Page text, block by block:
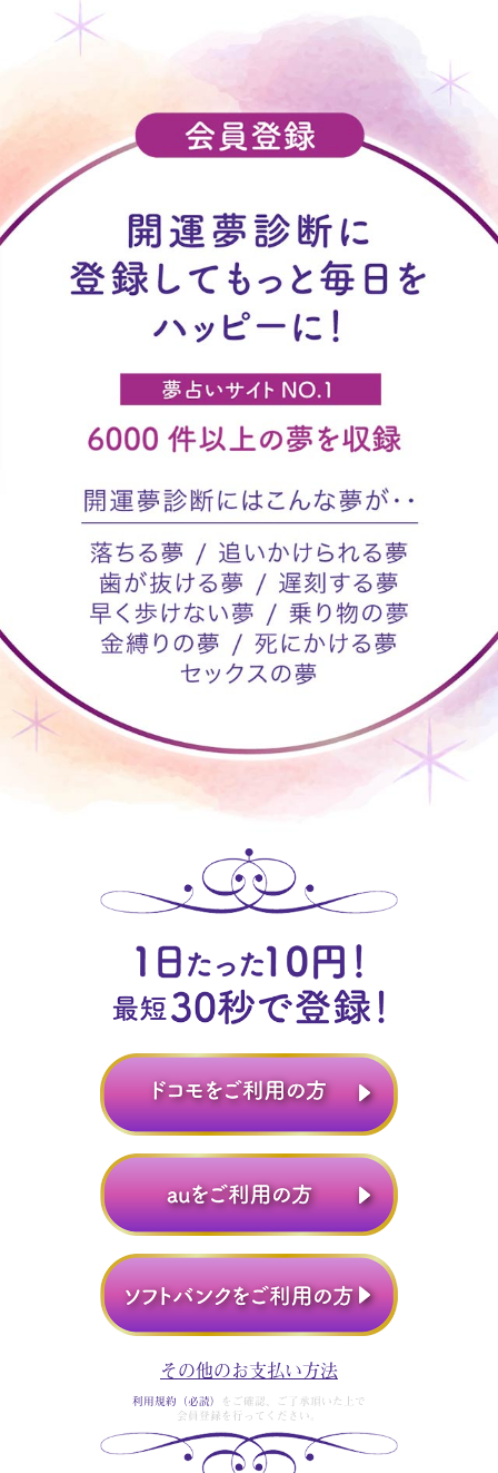
その他のお支払い方法
利用規約（必読）
をご確認、ご了承頂いた上で
会員登録を行ってください。